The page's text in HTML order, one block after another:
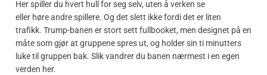
Her spiller du hvert hull for seg selv, uten å verken se
eller høre andre spillere. Og det slett ikke fordi det er liten
trafikk. Trump-banen er stort sett fullbooket, men designet på en
måte som gjør at gruppene spres ut, og holder sin ti minutters
luke til gruppen bak. Slik vandrer du banen nærmest i en egen
verden her.